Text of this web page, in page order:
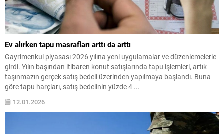
Ev alırken tapu masrafları arttı da arttı
Gayrimenkul piyasası 2026 yılına yeni uygulamalar ve düzenlemelerle
girdi. Yılın başından itibaren konut satışlarında tapu işlemleri, artık
taşınmazın gerçek satış bedeli üzerinden yapılmaya başlandı. Buna
göre tapu harçları, satış bedelinin yüzde 4 ...
12.01.2026